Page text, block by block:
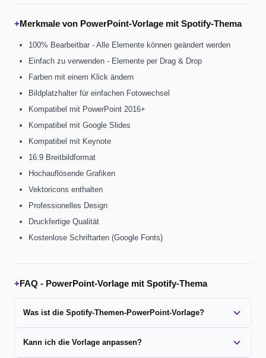
+Merkmale von PowerPoint-Vorlage mit Spotify-Thema
100% Bearbeitbar - Alle Elemente können geändert werden
Einfach zu verwenden - Elemente per Drag & Drop
Farben mit einem Klick ändern
Bildplatzhalter für einfachen Fotowechsel
Kompatibel mit PowerPoint 2016+
Kompatibel mit Google Slides
Kompatibel mit Keynote
16:9 Breitbildformat
Hochauflösende Grafiken
Vektoricons enthalten
Professionelles Design
Druckfertige Qualität
Kostenlose Schriftarten (Google Fonts)
+FAQ - PowerPoint-Vorlage mit Spotify-Thema
Was ist die Spotify-Themen-PowerPoint-Vorlage?
Kann ich die Vorlage anpassen?